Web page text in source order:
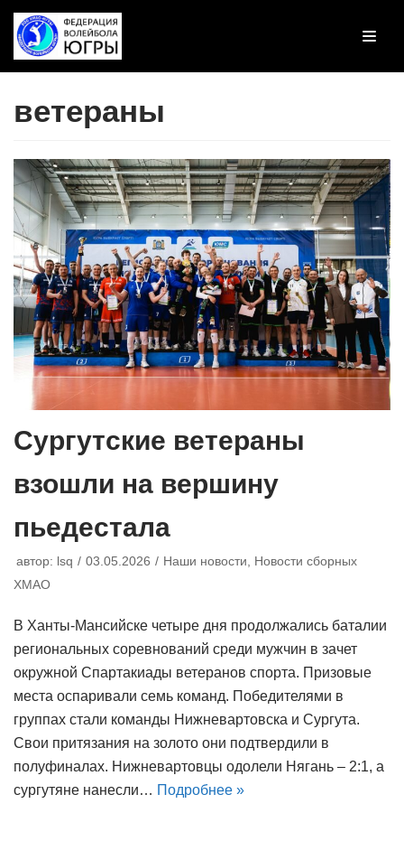
Перейти
к
ветераны
Сургутские ветераны
взошли на вершину
пьедестала
автор: lsq 03.05.2026 Наши новости, Новости сборных
ХМАО
В Ханты-Мансийске четыре дня продолжались баталии
региональных соревнований среди мужчин в зачет
окружной Спартакиады ветеранов спорта. Призовые
места оспаривали семь команд. Победителями в
группах стали команды Нижневартовска и Сургута.
Свои притязания на золото они подтвердили в
полуфиналах. Нижневартовцы одолели Нягань – 2:1, а
сургутяне нанесли… Подробнее »